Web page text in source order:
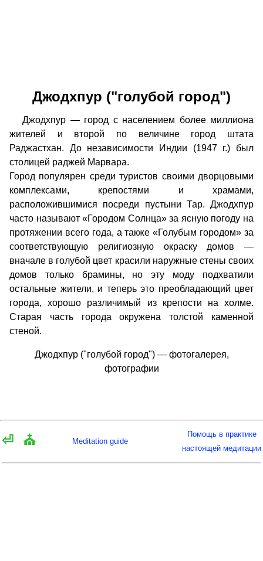
Джодхпур ("голубой город")
Джодхпур — город с населением более миллиона
жителей и второй по величине город штата
Раджастхан. До независимости Индии (1947 г.) был
столицей раджей Марвара.
Город популярен среди туристов своими дворцовыми
комплексами, крепостями и храмами,
расположившимися посреди пустыни Тар. Джодхпур
часто называют «Городом Солнца» за ясную погоду на
протяжении всего года, а также «Голубым городом» за
соответствующую религиозную окраску домов —
вначале в голубой цвет красили наружные стены своих
домов только брамины, но эту моду подхватили
остальные жители, и теперь это преобладающий цвет
города, хорошо различимый из крепости на холме.
Старая часть города окружена толстой каменной
стеной.
Джодхпур ("голубой город") — фотогалерея,
фотографии
⏎ ⛪ Meditation guide
Помощь в практике
настоящей медитации